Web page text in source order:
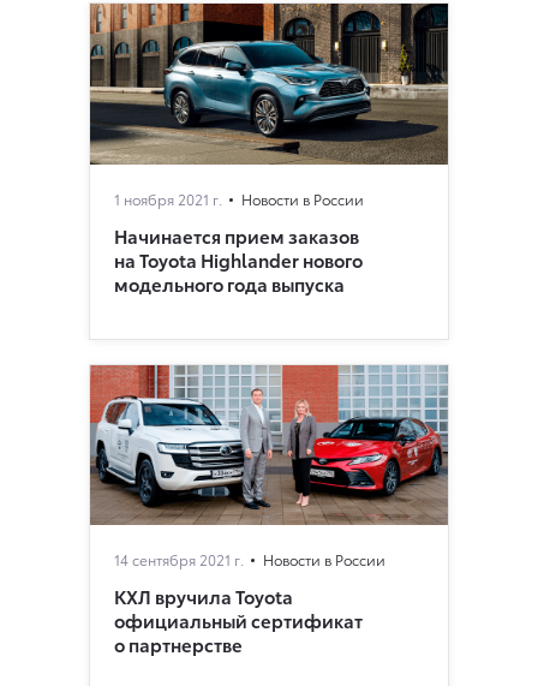
1 ноября 2021 г. Новости в России
Начинается прием заказов
на Toyota Highlander нового
модельного года выпуска
14 сентября 2021 г. Новости в России
КХЛ вручила Toyota
официальный сертификат
о партнерстве